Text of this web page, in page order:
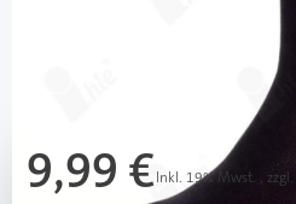
9,99 €Inkl. 19% Mwst. , zzgl.